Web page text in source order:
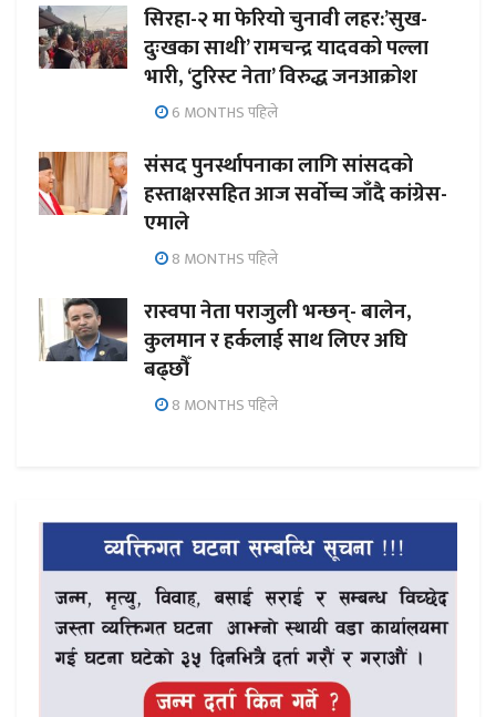
सिरहा-२ मा फेरियो चुनावी लहर:’सुख-
दुःखका साथी’ रामचन्द्र यादवको पल्ला
भारी, ‘टुरिस्ट नेता’ विरुद्ध जनआक्रोश
6 MONTHS पहिले
संसद पुनर्स्थापनाका लागि सांसदको
हस्ताक्षरसहित आज सर्वोच्च जाँदै कांग्रेस-
एमाले
8 MONTHS पहिले
रास्वपा नेता पराजुली भन्छन्- बालेन,
कुलमान र हर्कलाई साथ लिएर अघि
बढ्छौँ
8 MONTHS पहिले